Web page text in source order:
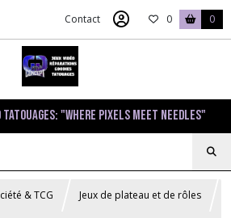
Contact 0 0
Tatouages: "Where pixels meet needles"
& TCG Jeux de plateau et de rôles